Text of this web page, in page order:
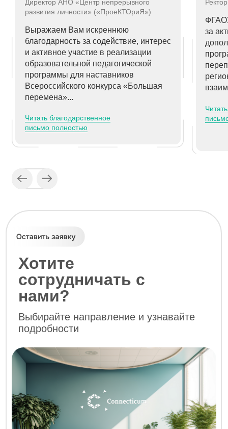
Я даюсогласие на обработку персональных данных в соответствии
Оставить заявку
Контакты
manager@connecticum.ru
Телефон
ООО «Коннектикум»
Все права защищены.
ИНН: 7724729200
ОГРН: 1097746784431
Юр. адрес: 129626, г. Москва,
Проспект Мира д. 102, к. 1, пом. 3/7
Разработка сайта -
Никита Александров
Договор оферты
Согласие на обработку